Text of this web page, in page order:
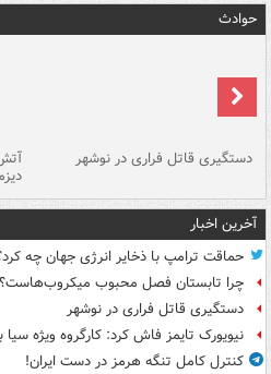
حوادث
دستگیری قاتل فراری در نوشهر
آخرین اخبار
حماقت ترامپ با ذخایر انرژی جهان چه
چرا تابستان فصل محبوب میکروب‌هاست؟
دستگیری قاتل فراری در نوشهر
نیویورک تایمز فاش کرد: کارگروه ویژه سیا
کنترل کامل تنگه هرمز در دست ایران!